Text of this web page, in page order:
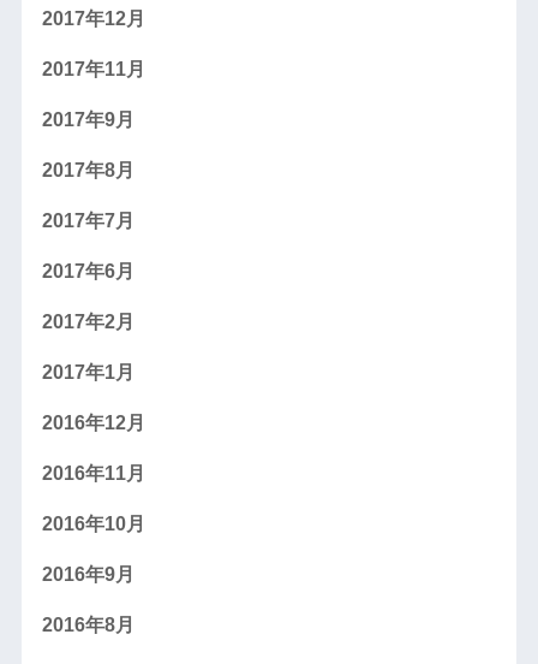
2017年12月
2017年11月
2017年9月
2017年8月
2017年7月
2017年6月
2017年2月
2017年1月
2016年12月
2016年11月
2016年10月
2016年9月
2016年8月